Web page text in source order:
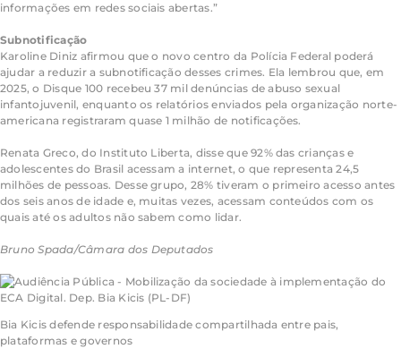
informações em redes sociais abertas.”
Subnotificação
Karoline Diniz afirmou que o novo centro da Polícia Federal poderá
ajudar a reduzir a subnotificação desses crimes. Ela lembrou que, em
2025, o Disque 100 recebeu 37 mil denúncias de abuso sexual
infantojuvenil, enquanto os relatórios enviados pela organização norte-
americana registraram quase 1 milhão de notificações.
Renata Greco, do Instituto Liberta, disse que 92% das crianças e
adolescentes do Brasil acessam a internet, o que representa 24,5
milhões de pessoas. Desse grupo, 28% tiveram o primeiro acesso antes
dos seis anos de idade e, muitas vezes, acessam conteúdos com os
quais até os adultos não sabem como lidar.
Bruno Spada/Câmara dos Deputados
Bia Kicis defende responsabilidade compartilhada entre pais,
plataformas e governos